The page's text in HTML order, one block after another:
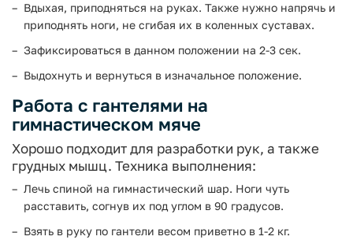
Вдыхая, приподняться на руках. Также нужно напрячь и
приподнять ноги, не сгибая их в коленных суставах.
Зафиксироваться в данном положении на 2-3 сек.
Выдохнуть и вернуться в изначальное положение.
Работа с гантелями на
гимнастическом мяче
Хорошо подходит для разработки рук, а также
грудных мышц. Техника выполнения:
Лечь спиной на гимнастический шар. Ноги чуть
расставить, согнув их под углом в 90 градусов.
Взять в руку по гантели весом приветно в 1-2 кг.